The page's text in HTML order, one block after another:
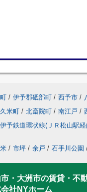
/ 伊予郡砥部町 / 西予市 /
米町 / 北斎院町 / 南江戸 /
伊予鉄道環状線(ＪＲ松山駅
/ 市坪 / 余戸 / 石手川公園
・大洲市の賃貸・不
社NYホーム